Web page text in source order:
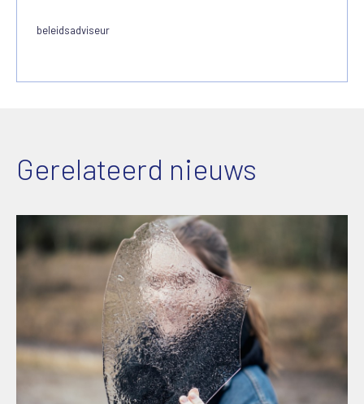
beleidsadviseur
Gerelateerd nieuws